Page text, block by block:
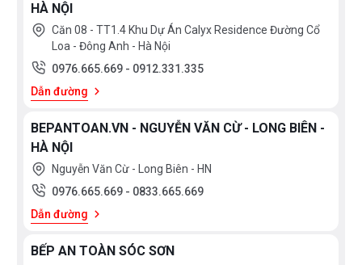
Hoạt động và tiêu thụ
năng lượng
Độ ồn: 42 dB
Độ ồn yên lượng: NI
Chương trình và tính
năng
HÀ NỘI
Căn 08 - TT1.4 Khu Dự Án Calyx Residence Đường Cổ
Loa - Đông Anh - Hà Nội
0976.665.669 - 0912.331.335
Dẫn đường
BEPANTOAN.VN - NGUYỄN VĂN CỪ - LONG BIÊN -
HÀ NỘI
Nguyễn Văn Cừ - Long Biên - HN
0976.665.669 - 0833.665.669
Dẫn đường
BẾP AN TOÀN SÓC SƠN